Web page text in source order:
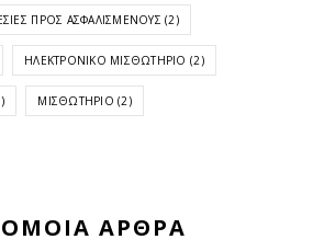
ΠΡΟΣ ΑΣΦΑΛΙΣΜΈΝΟΥΣ (2)
ΗΛΕΚΤΡΟΝΙΚΌ ΜΙΣΘΩΤΉΡΙΟ (2)
ΜΙΣΘΩΤΉΡΙΟ (2)
ΆΡΘΡΑ